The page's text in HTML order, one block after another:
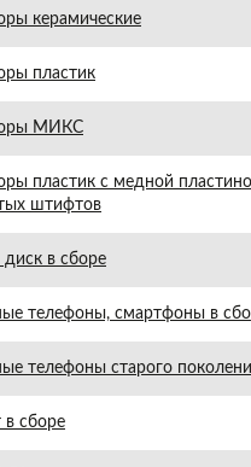
керамические
пластик
МИКС
пластик с медной
штифтов
в сборе
телефоны, смартфоны в
телефоны старого
в сборе